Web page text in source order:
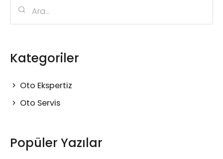
Kategoriler
Oto Ekspertiz
Oto Servis
Popüler Yazılar